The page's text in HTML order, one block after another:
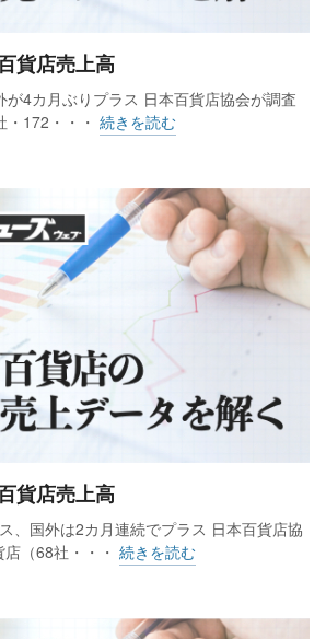
貨店売上高
が4カ月ぶりプラス 日本百貨店協会が調査
・172・・・ 続きを読む
貨店売上高
、国外は2カ月連続でプラス 日本百貨店協
（68社・・・ 続きを読む